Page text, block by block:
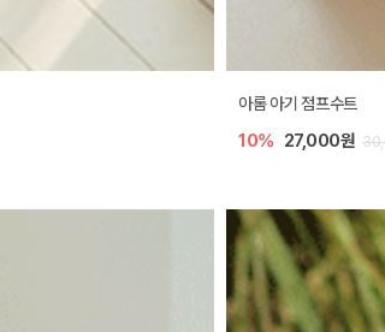
아롬 아기 점프수트
10% 27,000원